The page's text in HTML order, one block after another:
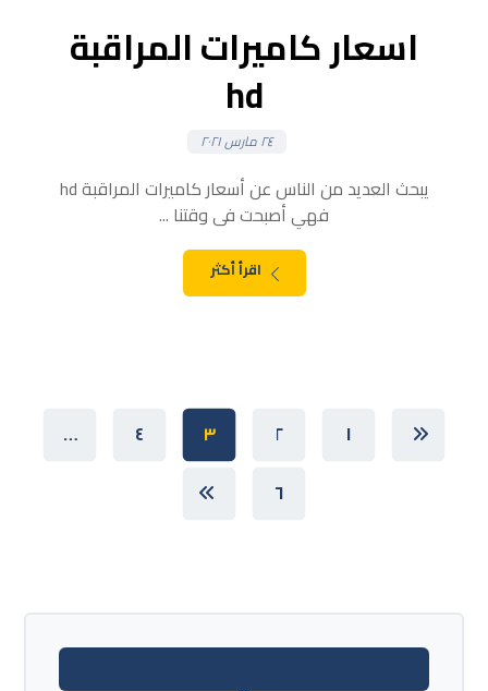
اسعار كاميرات المراقبة
hd
٢٤ مارس ٢٠٢١
يبحث العديد من الناس عن أسعار كاميرات المراقبة hd
فهي أصبحت فى وقتنا ...
اقرأ أكثر
١ ٢ ٣ ٤
…
٦